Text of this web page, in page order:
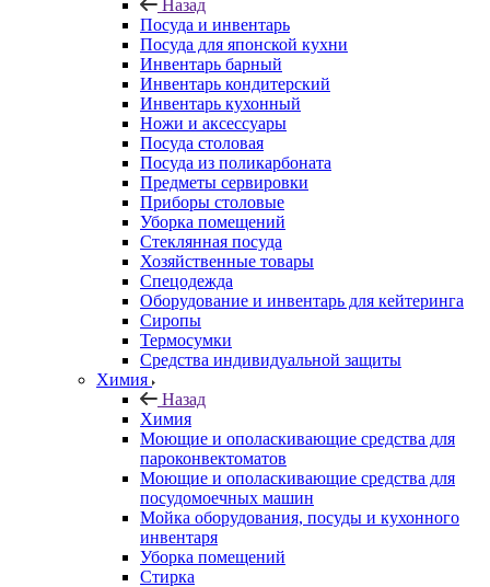
Назад
Посуда и инвентарь
Посуда для японской кухни
Инвентарь барный
Инвентарь кондитерский
Инвентарь кухонный
Ножи и аксессуары
Посуда столовая
Посуда из поликарбоната
Предметы сервировки
Приборы столовые
Уборка помещений
Стеклянная посуда
Хозяйственные товары
Спецодежда
Оборудование и инвентарь для кейтеринга
Сиропы
Термосумки
Средства индивидуальной защиты
Химия
Назад
Химия
Моющие и ополаскивающие средства для
пароконвектоматов
Моющие и ополаскивающие средства для
посудомоечных машин
Мойка оборудования, посуды и кухонного
инвентаря
Уборка помещений
Стирка